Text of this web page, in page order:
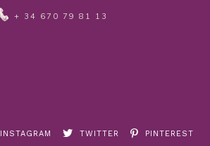
+ 34 670 79 81 13
INSTAGRAM TWITTER PINTEREST